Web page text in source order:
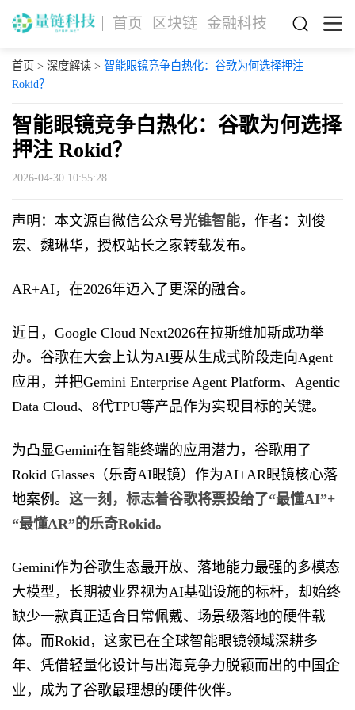
首页 区块链 金融科技
首页 > 深度解读> 智能眼镜竞争白热化：谷歌为何选择押注
Rokid？
智能眼镜竞争白热化：谷歌为何选择
押注 Rokid？
2026-04-30 10:55:28
声明：本文源自微信公众号光锥智能，作者：刘俊
宏、魏琳华，授权站长之家转载发布。
AR+AI，在2026年迈入了更深的融合。
近日，Google Cloud Next2026在拉斯维加斯成功举
办。谷歌在大会上认为AI要从生成式阶段走向Agent
应用，并把Gemini Enterprise Agent Platform、Agentic
Data Cloud、8代TPU等产品作为实现目标的关键。
为凸显Gemini在智能终端的应用潜力，谷歌用了
Rokid Glasses（乐奇AI眼镜）作为AI+AR眼镜核心落
地案例。 这一刻，标志着谷歌将票投给了“最懂AI”+
“最懂AR”的乐奇Rokid。
Gemini作为谷歌生态最开放、落地能力最强的多模态
大模型，长期被业界视为AI基础设施的标杆，却始终
缺少一款真正适合日常佩戴、场景级落地的硬件载
体。而Rokid，这家已在全球智能眼镜领域深耕多
年、凭借轻量化设计与出海竞争力脱颖而出的中国企
业，成为了谷歌最理想的硬件伙伴。